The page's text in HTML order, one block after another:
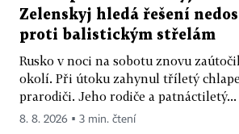
Zelenskyj hledá řešení
proti balistickým střelám
Rusko v noci na sobotu znovu
okolí. Při útoku zahynul tříletý
prarodiči. Jeho rodiče a patnáctiletý...
8. 8. 2026 ▪ 3 min. čtení